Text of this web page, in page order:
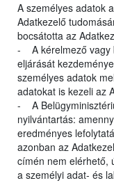
A személyes adatok
Adatkezelő
bocsátotta az
- A kérelmező vagy
eljárását
személyes adatok
adatokat is kezeli az
- A
nyilvántartás:
eredményes
azonban az
címén nem elérhető,
a személyi adat- és